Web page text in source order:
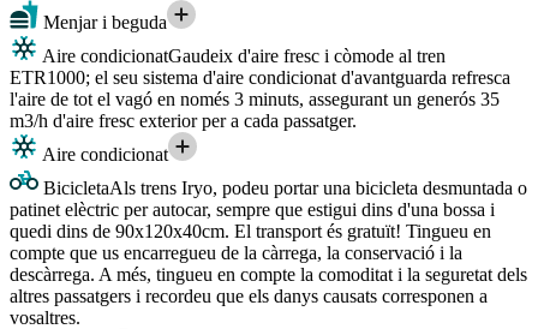
Menjar i beguda
Aire condicionatGaudeix d'aire fresc i còmode al tren
ETR1000; el seu sistema d'aire condicionat d'avantguarda refresca
l'aire de tot el vagó en només 3 minuts, assegurant un generós 35
m3/h d'aire fresc exterior per a cada passatger.
Aire condicionat
BicicletaAls trens Iryo, podeu portar una bicicleta desmuntada o
patinet elèctric per autocar, sempre que estigui dins d'una bossa i
quedi dins de 90x120x40cm. El transport és gratuït! Tingueu en
compte que us encarregueu de la càrrega, la conservació i la
descàrrega. A més, tingueu en compte la comoditat i la seguretat dels
altres passatgers i recordeu que els danys causats corresponen a
vosaltres.